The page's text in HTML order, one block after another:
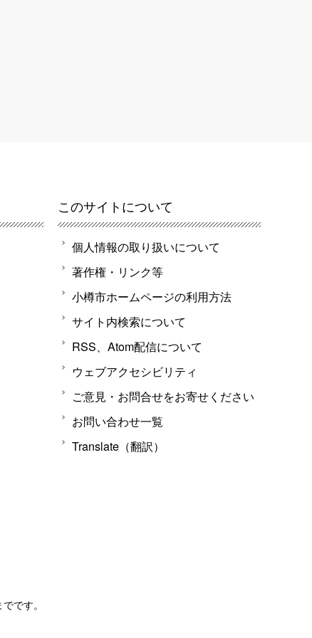
このサイトについて
個人情報の取り扱いについて
著作権・リンク等
小樽市ホームページの利用方法
サイト内検索について
RSS、Atom配信について
ウェブアクセシビリティ
ご意見・お問合せをお寄せください
お問い合わせ一覧
Translate（翻訳）
です。